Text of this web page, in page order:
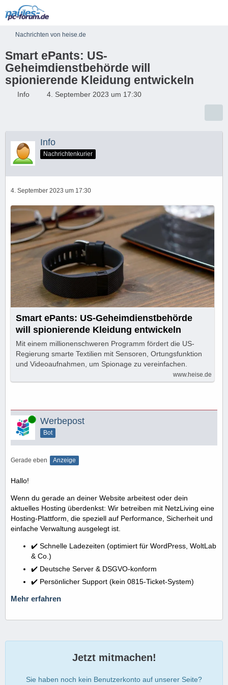
Nachrichten von heise.de
Smart ePants: US-
Geheimdienstbehörde will
spionierende Kleidung entwickeln​
Info 4. September 2023 um 17:30
Info
Nachrichtenkurier
4. September 2023 um 17:30
Smart ePants: US-Geheimdienstbehörde
will spionierende Kleidung entwickeln
Mit einem millionenschweren Programm fördert die US-
Regierung smarte Textilien mit Sensoren, Ortungsfunktion
und Videoaufnahmen, um Spionage zu vereinfachen.
www.heise.de
Online Werbepost
Bot
Gerade eben Anzeige
Hallo!
Wenn du gerade an deiner Website arbeitest oder dein
aktuelles Hosting überdenkst: Wir betreiben mit NetzLiving eine
Hosting-Plattform, die speziell auf Performance, Sicherheit und
einfache Verwaltung ausgelegt ist.
✔️ Schnelle Ladezeiten (optimiert für WordPress, WoltLab
& Co.)
✔️ Deutsche Server & DSGVO-konform
✔️ Persönlicher Support (kein 0815-Ticket-System)
Mehr erfahren
Jetzt mitmachen!
Sie haben noch kein Benutzerkonto auf unserer Seite?